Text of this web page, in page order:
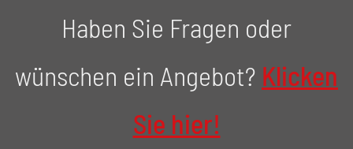
Haben Sie Fragen oder
wünschen ein Angebot? Klicken
Sie hier!